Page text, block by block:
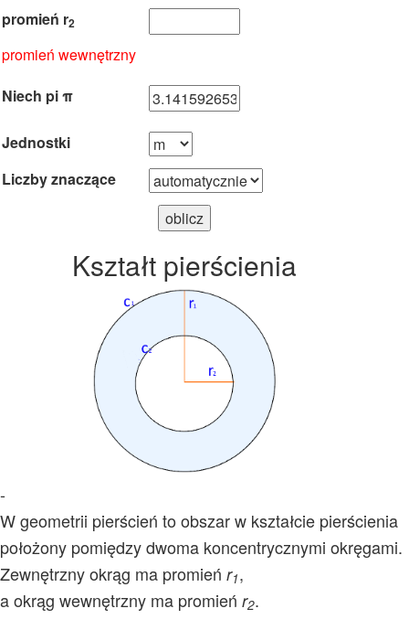
promień r2
promień wewnętrzny
Niech pi π
Jednostki
Liczby znaczące
oblicz
Kształt pierścienia
-
W geometrii pierścień to obszar w kształcie pierścienia
położony pomiędzy dwoma koncentrycznymi okręgami.
Zewnętrzny okrąg ma promień r1,
a okrąg wewnętrzny ma promień r2.